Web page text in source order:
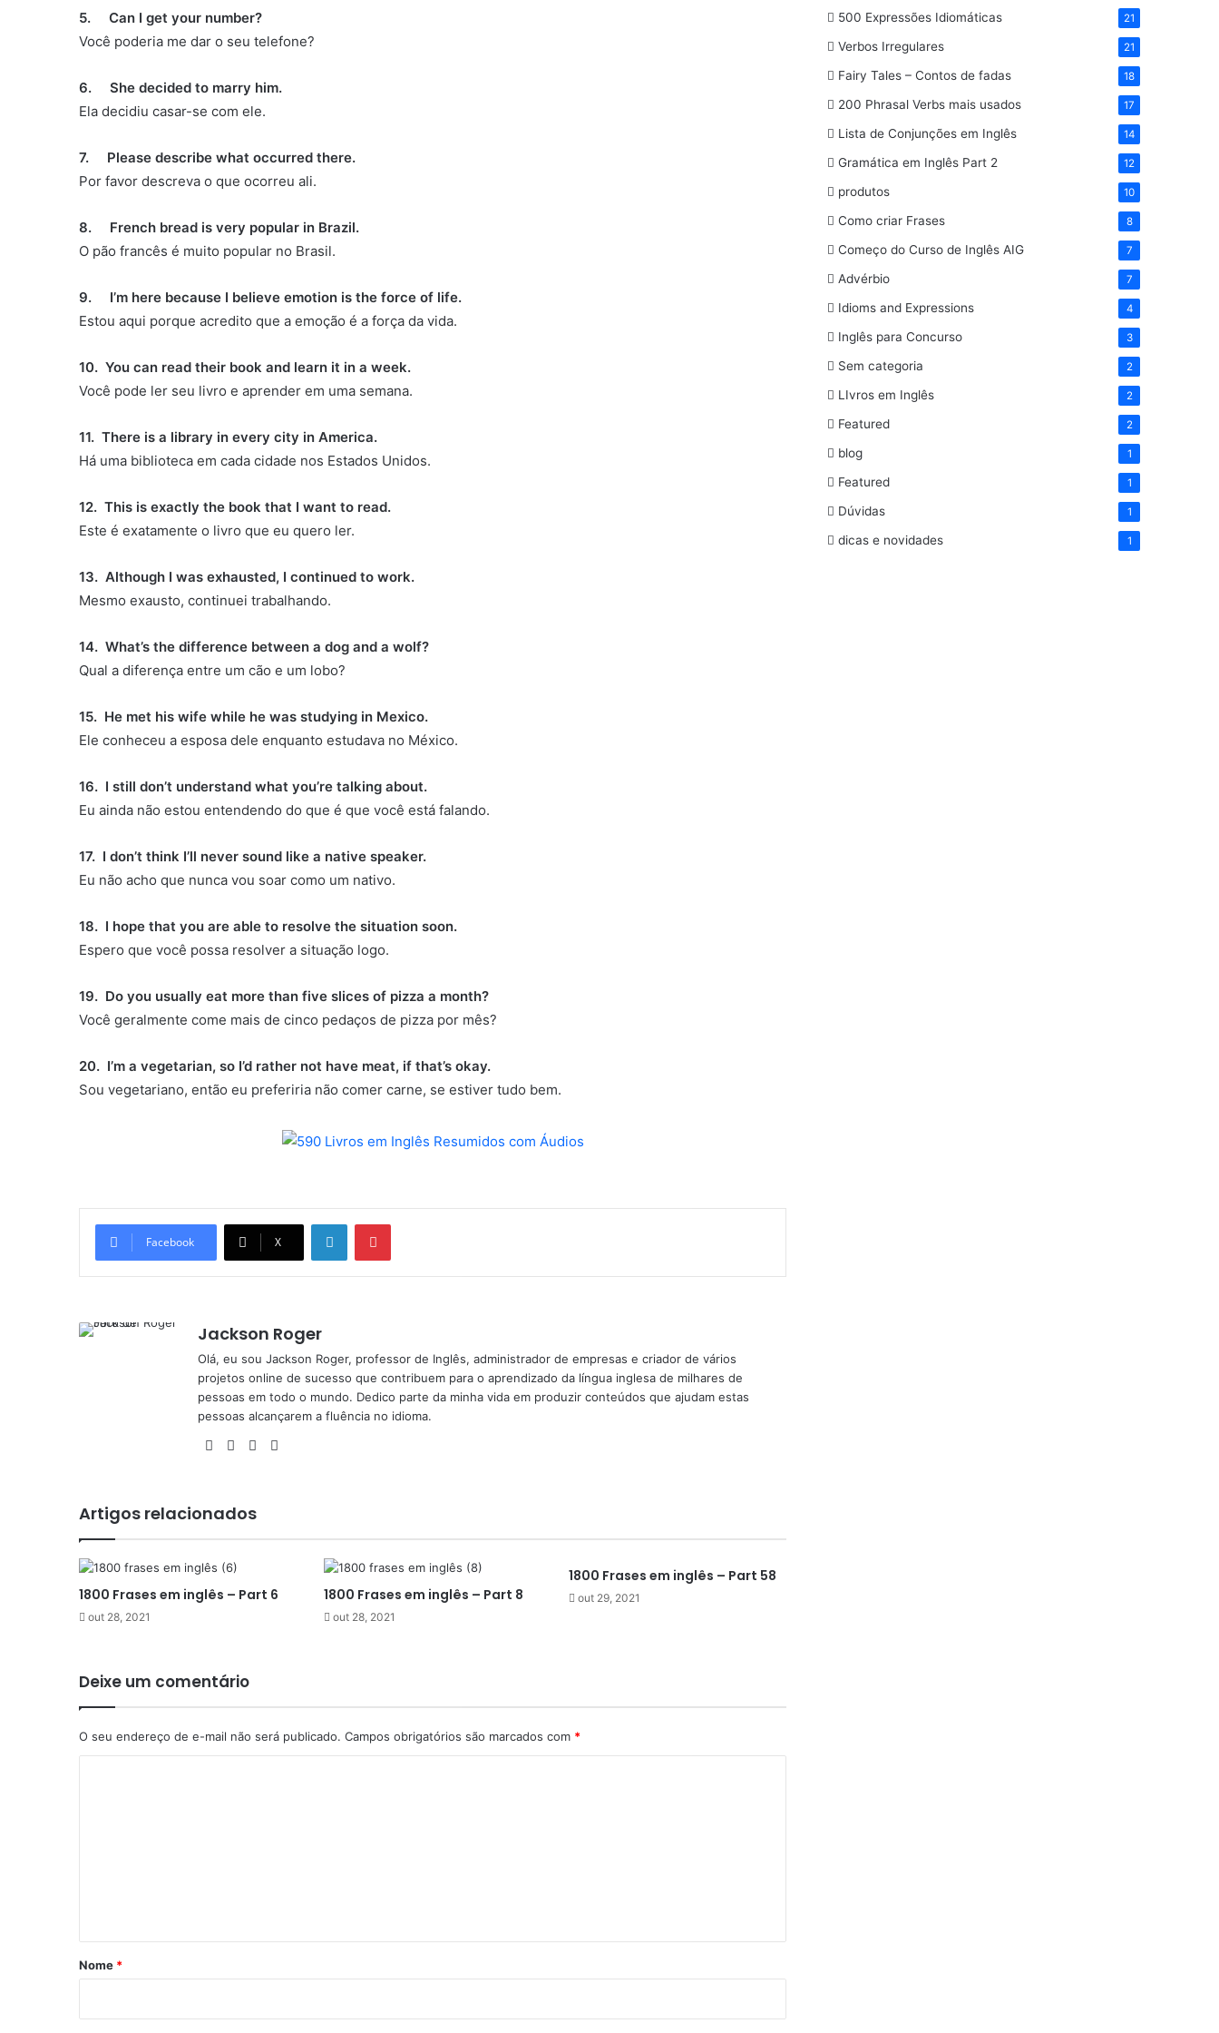
5. Can I get your number?
Você poderia me dar o seu telefone?
6. She decided to marry him.
Ela decidiu casar-se com ele.
7. Please describe what occurred there.
Por favor descreva o que ocorreu ali.
8. French bread is very popular in Brazil.
O pão francês é muito popular no Brasil.
9. I’m here because I believe emotion is the force of life.
Estou aqui porque acredito que a emoção é a força da vida.
10. You can read their book and learn it in a week.
Você pode ler seu livro e aprender em uma semana.
11. There is a library in every city in America.
Há uma biblioteca em cada cidade nos Estados Unidos.
12. This is exactly the book that I want to read.
Este é exatamente o livro que eu quero ler.
13. Although I was exhausted, I continued to work.
Mesmo exausto, continuei trabalhando.
14. What’s the difference between a dog and a wolf?
Qual a diferença entre um cão e um lobo?
15. He met his wife while he was studying in Mexico.
Ele conheceu a esposa dele enquanto estudava no México.
16. I still don’t understand what you’re talking about.
Eu ainda não estou entendendo do que é que você está falando.
17. I don’t think I’ll never sound like a native speaker.
Eu não acho que nunca vou soar como um nativo.
18. I hope that you are able to resolve the situation soon.
Espero que você possa resolver a situação logo.
19. Do you usually eat more than five slices of pizza a month?
Você geralmente come mais de cinco pedaços de pizza por mês?
20. I’m a vegetarian, so I’d rather not have meat, if that’s okay.
Sou vegetariano, então eu preferiria não comer carne, se estiver tudo bem.
Facebook X
LinkedinPinterest
Jackson Roger
Olá, eu sou Jackson Roger, professor de Inglês, administrador de empresas e criador de vários
projetos online de sucesso que contribuem para o aprendizado da língua inglesa de milhares de
pessoas em todo o mundo. Dedico parte da minha vida em produzir conteúdos que ajudam estas
pessoas alcançarem a fluência no idioma.
Facebook
X YouTube
Artigos relacionados
1800 Frases em inglês – Part 6
out 28, 2021
1800 Frases em inglês – Part 8
out 28, 2021
1800 Frases em inglês – Part 58
out 29, 2021
Deixe um comentário
O seu endereço de e-mail não será publicado. Campos obrigatórios são marcados com *
rNome *
500 Expressões Idiomáticas 21
Verbos Irregulares 21
Fairy Tales – Contos de fadas 18
200 Phrasal Verbs mais usados 17
Lista de Conjunções em Inglês 14
Gramática em Inglês Part 2 12
produtos 10
Como criar Frases 8
Começo do Curso de Inglês AIG 7
Advérbio 7
Idioms and Expressions 4
Inglês para Concurso 3
Sem categoria 2
LIvros em Inglês 2
Featured 2
blog 1
Featured 1
Dúvidas 1
dicas e novidades 1